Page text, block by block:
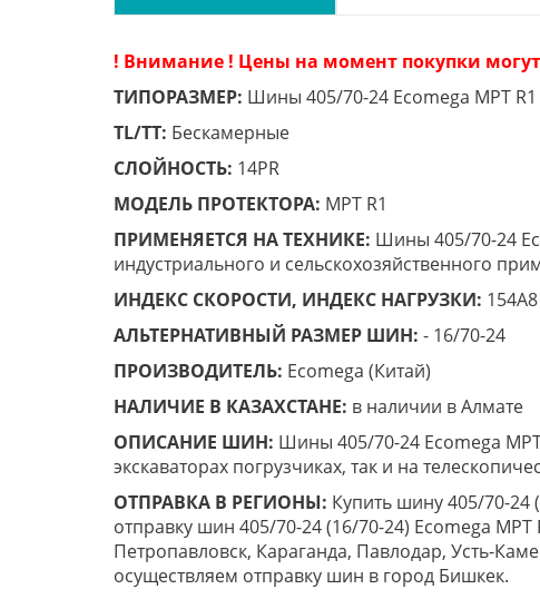
! Внимание ! Цены на момент покупки
ТИПОРАЗМЕР: Шины 405/70-24 Ecomega MPT R1
TL/TT: Бескамерные
СЛОЙНОСТЬ: 14PR
МОДЕЛЬ ПРОТЕКТОРА: MPT R1
ПРИМЕНЯЕТСЯ НА ТЕХНИКЕ: Шины 405/70-24
индустриального и сельскохозяйственного
ИНДЕКС СКОРОСТИ, ИНДЕКС НАГРУЗКИ: 154A8
АЛЬТЕРНАТИВНЫЙ РАЗМЕР ШИН: - 16/70-24
ПРОИЗВОДИТЕЛЬ: Ecomega (Китай)
НАЛИЧИЕ В КАЗАХСТАНЕ: в наличии в Алмате
ОПИСАНИЕ ШИН: Шины 405/70-24 Ecomega
экскаваторах погрузчиках, так и на
ОТПРАВКА В РЕГИОНЫ: Купить шину 405/70-24
отправку шин 405/70-24 (16/70-24) Ecomega
Петропавловск, Караганда, Павлодар, Усть-
осуществляем отправку шин в город Бишкек.